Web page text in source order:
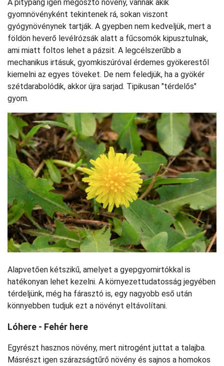
A pitypang igen megosztó növény, vannak akik
gyomnövényként tekintenek rá, sokan viszont
gyógynövénynek tartják. A gyepben nem kedveljük, mert a
földön heverő levélrózsák alatt a fűcsomók kipusztulnak,
ami miatt foltos lehet a pázsit. A legcélszerűbb a
mechanikus irtásuk, gyomkiszúróval érdemes gyökerestől
kiemelni az egyes töveket. De nem feledjük, ha a gyökér
szétdarabolódik, akkor újra sarjad. Tipikusan "térdelős"
gyom.
Alapvetően kétszikű, amelyet a gyepgyomirtókkal is
hatékonyan lehet kezelni. A környezettudatosság jegyében
térdeljünk, még ha fárasztó is, egy nagyobb eső után
könnyebben tudjuk ezt a növényt eltávolítani.
Lóhere - Fehér here
Egyrészt hasznos növény, mert nitrogént juttat a talajba.
Másrészt igen szárazságtűrő növény és sajnos a homokos